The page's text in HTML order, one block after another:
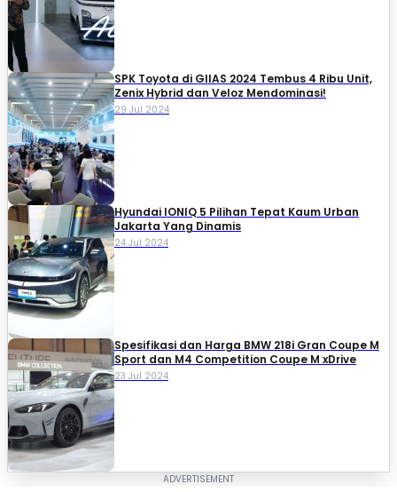
SPK Toyota di GIIAS 2024 Tembus 4 Ribu Unit,
Zenix Hybrid dan Veloz Mendominasi!
29 Jul 2024
Hyundai IONIQ 5 Pilihan Tepat Kaum Urban
Jakarta Yang Dinamis
24 Jul 2024
Spesifikasi dan Harga BMW 218i Gran Coupe M
Sport dan M4 Competition Coupe M xDrive
23 Jul 2024